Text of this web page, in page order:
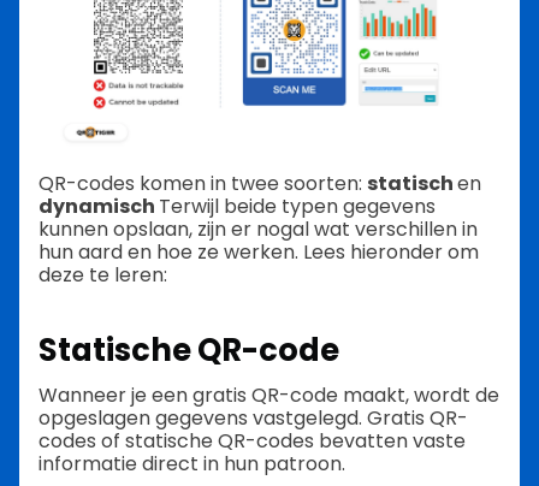
QR-codes komen in twee soorten: statischen
dynamisch Terwijl beide typen gegevens
kunnen opslaan, zijn er nogal wat verschillen in
hun aard en hoe ze werken. Lees hieronder om
deze te leren:
Statische QR-code
Wanneer je een gratis QR-code maakt, wordt de
opgeslagen gegevens vastgelegd. Gratis QR-
codes of statische QR-codes bevatten vaste
informatie direct in hun patroon.